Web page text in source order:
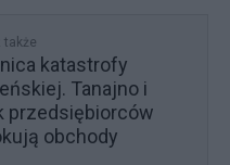
także
katastrofy
Tanajno i
przedsiębiorców
obchody